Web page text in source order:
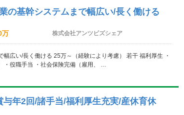
の基幹システムまで幅広い/長く働ける
万 株式会社アンツビズシェア
広い/長く働ける 25万～（経験により考慮） 若干 福利厚生 ・
・役職手当 ・社会保険完備（雇用、 …
与年2回/諸手当/福利厚生充実/産休育休